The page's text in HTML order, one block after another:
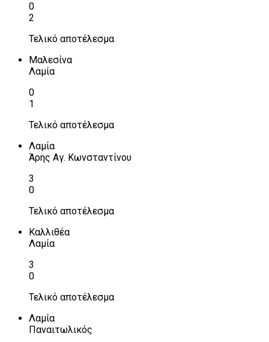
0
2
Τελικό αποτέλεσμα
Μαλεσίνα
Λαμία
0
1
Τελικό αποτέλεσμα
Λαμία
Άρης Αγ. Κωνσταντίνου
3
0
Τελικό αποτέλεσμα
Καλλιθέα
Λαμία
3
0
Τελικό αποτέλεσμα
Λαμία
Παναιτωλικός